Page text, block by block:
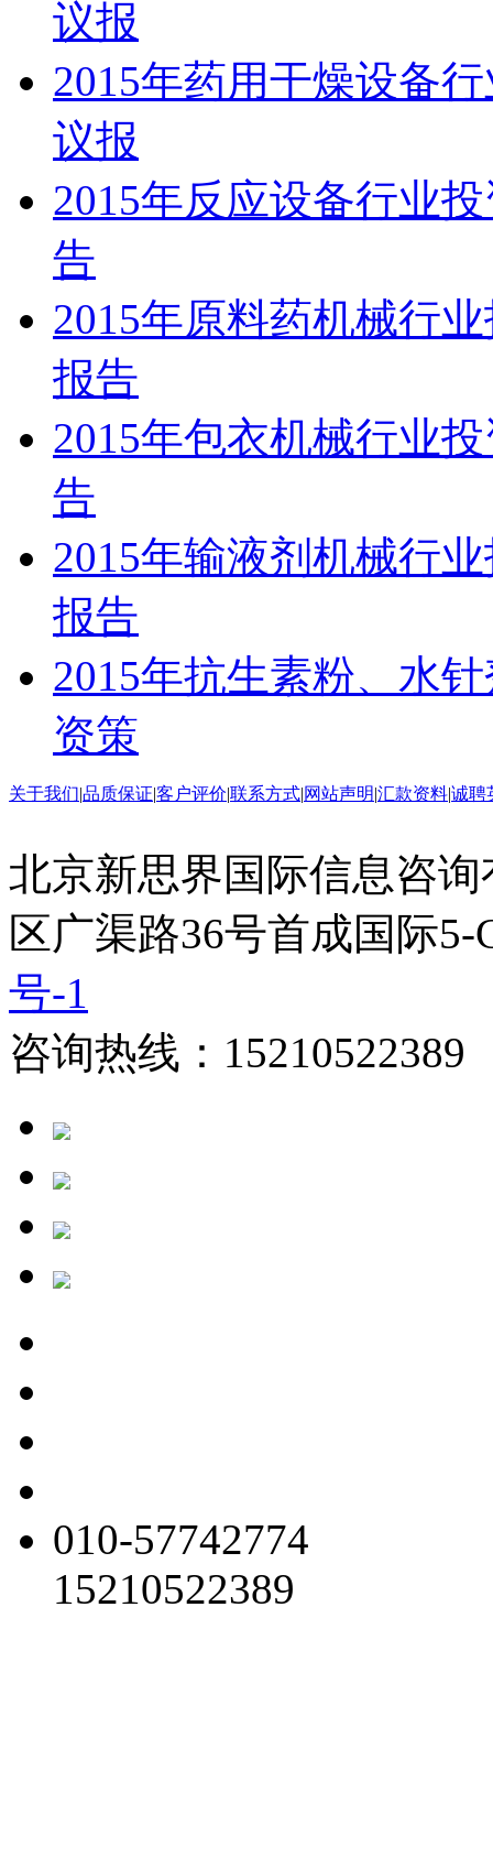
议报
2015年药用干燥设备
议报
2015年反应设备行业
告
2015年原料药机械行
报告
2015年包衣机械行业
告
2015年输液剂机械行
报告
2015年抗生素粉、水
资策
关于我们|品质保证|客户评价|联系方式|网站声明|汇款资料|诚聘
北京新思界国际信息咨
区广渠路36号首成国际
号-1
咨询热线：
010-57742774
15210522389